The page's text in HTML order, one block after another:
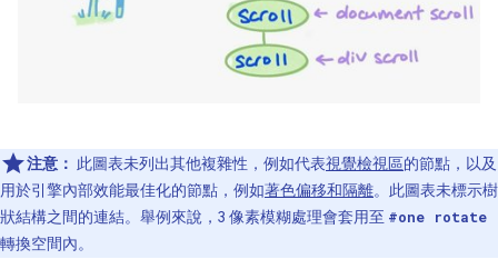
注意： 此圖表未列出其他複雜性，例如代表視覺檢視區的節點，以及
用於引擎內部效能最佳化的節點，例如著色偏移和隔離。此圖表未標示樹
狀結構之間的連結。舉例來說，3 像素模糊處理會套用至 #one rotate
轉換空間內。